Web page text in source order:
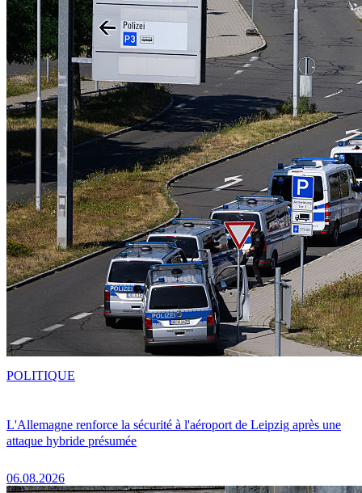
L'Allemagne renforce la sécurité à l'aéroport de Leipzig après une
attaque hybride présumée
06.08.2026
POLITIQUE